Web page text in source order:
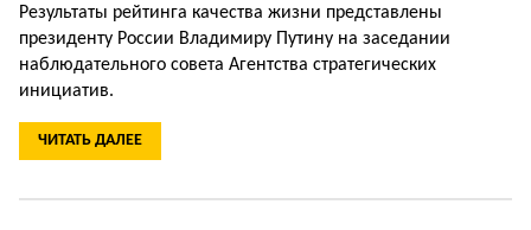
Результаты рейтинга качества жизни представлены
президенту России Владимиру Путину на заседании
наблюдательного совета Агентства стратегических
инициатив.
ЧИТАТЬ ДАЛЕЕ